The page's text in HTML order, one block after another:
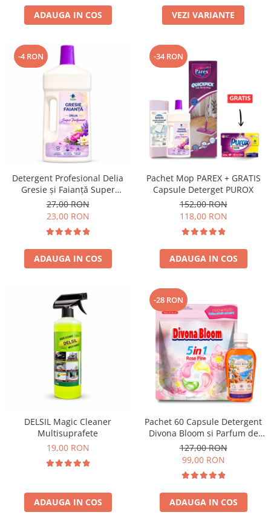
ADAUGA IN COS VEZI VARIANTE
-4 RON
Detergent Profesional Delia
Gresie și Faianță Super
Parfumat 1L
27,00 RON
23,00 RON
ADAUGA IN COS
-34 RON
Pachet Mop PAREX + GRATIS
Capsule Deterget PUROX
152,00 RON
118,00 RON
ADAUGA IN COS
DELSIL Magic Cleaner
Multisuprafete
19,00 RON
ADAUGA IN COS
-28 RON
Pachet 60 Capsule Detergent
Divona Bloom si Parfum de
Rufe Corfu Breeze by Delia
200 ml
127,00 RON
99,00 RON
ADAUGA IN COS